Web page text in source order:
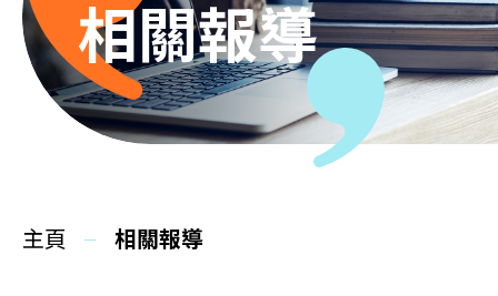
主頁
同你講故事
相關報導
主頁 相關報導